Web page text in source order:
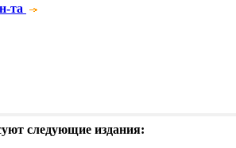
та
следующие издания: